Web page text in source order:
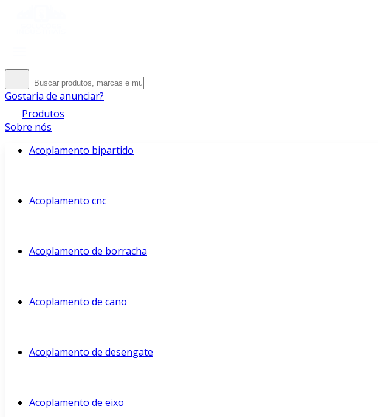
Gostaria de anunciar?
Produtos
Sobre nós
Acoplamento bipartido
Acoplamento cnc
Acoplamento de borracha
Acoplamento de cano
Acoplamento de desengate
Acoplamento de eixo